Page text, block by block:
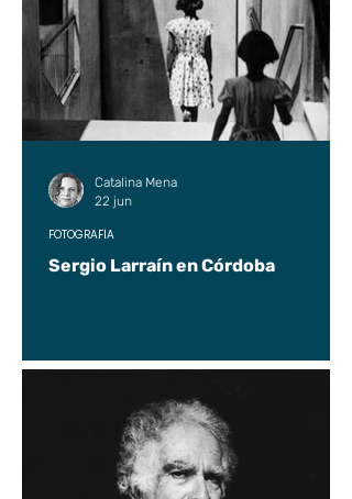
Sergio Larraín en Córdoba
FOTOGRAFÍA
Catalina Mena
22 jun